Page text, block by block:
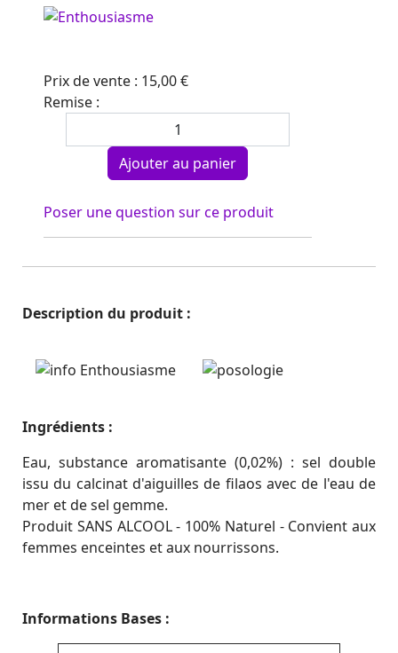
Prix ​​de vente : 15,00 €
Remise :
Poser une question sur ce produit
Description du produit :
Ingrédients :
Eau, substance aromatisante (0,02%) : sel double
issu du calcinat d'aiguilles de filaos avec de l'eau de
mer et de sel gemme.
Produit SANS ALCOOL - 100% Naturel - Convient aux
femmes enceintes et aux nourrissons.
Informations Bases :